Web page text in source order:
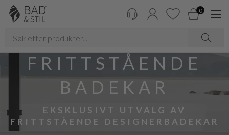
0
FRITTSTÅENDE
BADEKAR
EKSKLUSIVT UTVALG AV
FRITTSTÅENDE DESIGNERBADEKAR